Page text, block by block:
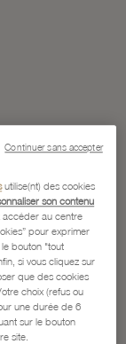
utilise(nt) des cookies
son contenu
accéder au centre
pour exprimer
bouton "tout
si vous cliquez sur
que des cookies
choix (refus ou
une durée de 6
sur le bouton
site.
Continuer sans accepter